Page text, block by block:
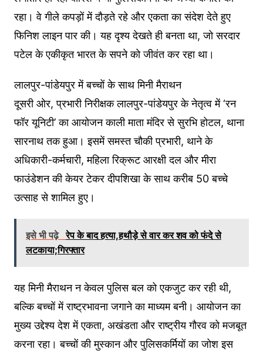
रहा। वे गीले कपड़ों में दौड़ते रहे और एकता का संदेश देते हुए
फिनिश लाइन पार की। यह दृश्य देखते ही बनता था, जो सरदार
पटेल के एकीकृत भारत के सपने को जीवंत कर रहा था।
लालपुर-पांडेयपुर में बच्चों के साथ मिनी मैराथन
दूसरी ओर, प्रभारी निरीक्षक लालपुर-पांडेयपुर के नेतृत्व में ‘रन
फॉर यूनिटी’ का आयोजन काली माता मंदिर से सुरभि होटल, थाना
सारनाथ तक हुआ। इसमें समस्त चौकी प्रभारी, थाने के
अधिकारी-कर्मचारी, महिला रिक्रूट आरक्षी दल और मीरा
फाउंडेशन की केयर टेकर दीपशिखा के साथ करीब 50 बच्चे
उत्साह से शामिल हुए।
इसे भी पढ़े रेप के बाद हत्या,हथौड़े से वार कर शव को फंदे से
लटकाया;गिरफ्तार
यह मिनी मैराथन न केवल पुलिस बल को एकजुट कर रही थी,
बल्कि बच्चों में राष्ट्रभावना जगाने का माध्यम बनी। आयोजन का
मुख्य उद्देश्य देश में एकता, अखंडता और राष्ट्रीय गौरव को मजबूत
करना रहा। बच्चों की मुस्कान और पुलिसकर्मियों का जोश इस